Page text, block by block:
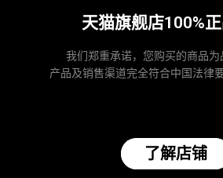
天猫旗舰店100%
我们郑重承诺，您购买的商品为
产品及销售渠道完全符合中国法律
了解店铺